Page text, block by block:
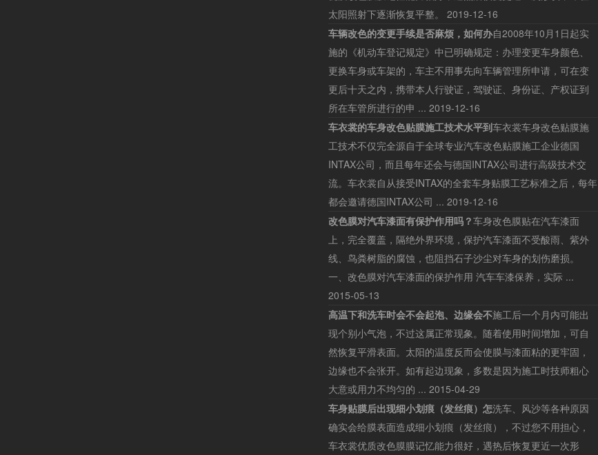
太阳照射下逐渐恢复平整。
2019-12-16
车辆改色的变更手续是否麻烦，如何办自2008年10月1日起实
施的《机动车登记规定》中已明确规定：办理变更车身颜色、
更换车身或车架的，车主不用事先向车辆管理所申请，可在变
更后十天之内，携带本人行驶证，驾驶证、身份证、产权证到
所在车管所进行的申 ... 2019-12-16
车衣裳的车身改色贴膜施工技术水平到车衣裳车身改色贴膜施
工技术不仅完全源自于全球专业汽车改色贴膜施工企业德国
INTAX公司，而且每年还会与德国INTAX公司进行高级技术交
流。车衣裳自从接受INTAX的全套车身贴膜工艺标准之后，每年
都会邀请德国INTAX公司 ... 2019-12-16
改色膜对汽车漆面有保护作用吗？车身改色膜贴在汽车漆面
上，完全覆盖，隔绝外界环境，保护汽车漆面不受酸雨、紫外
线、鸟粪树脂的腐蚀，也阻挡石子沙尘对车身的划伤磨损。
一、改色膜对汽车漆面的保护作用 汽车车漆保养，实际 ...
2015-05-13
高温下和洗车时会不会起泡、边缘会不施工后一个月内可能出
现个别小气泡，不过这属正常现象。随着使用时间增加，可自
然恢复平滑表面。太阳的温度反而会使膜与漆面粘的更牢固，
边缘也不会张开。如有起边现象，多数是因为施工时技师粗心
大意或用力不均匀的 ... 2015-04-29
车身贴膜后出现细小划痕（发丝痕）怎洗车、风沙等各种原因
确实会给膜表面造成细小划痕（发丝痕），不过您不用担心，
车衣裳优质改色膜膜记忆能力很好，遇热后恢复更近一次形